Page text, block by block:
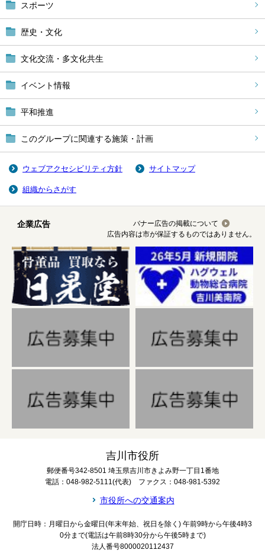
スポーツ
歴史・文化
文化交流・多文化共生
イベント情報
平和推進
このグループに関連する施策・計画
ウェブアクセシビリティ方針 サイトマップ
組織からさがす
企業広告
バナー広告の掲載について
広告内容は市が保証するものではありません。
吉川市役所
郵便番号342-8501 埼玉県吉川市きよみ野一丁目1番地
電話：048-982-5111(代表) ファクス：048-981-5392
市役所への交通案内
開庁日時：月曜日から金曜日(年末年始、祝日を除く) 午前9時から午後4時3
0分まで(電話は午前8時30分から午後5時まで)
法人番号8000020112437